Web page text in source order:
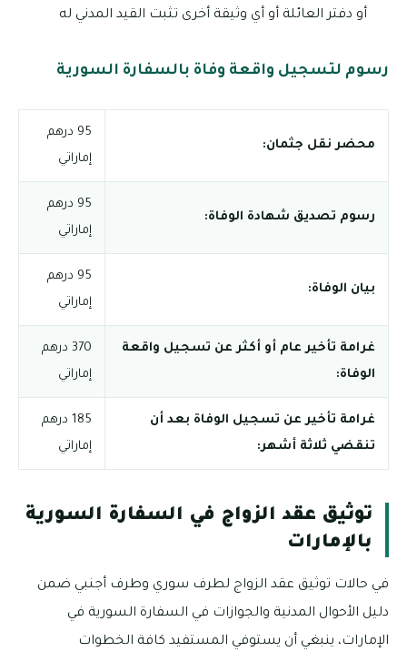
أو دفتر العائلة أو أي وثيقة أخرى تثبت القيد المدني له
رسوم لتسجيل واقعة وفاة بالسفارة السورية
محضر نقل جثمان:
95 درهم
إماراتي
رسوم تصديق شهادة الوفاة:
95 درهم
إماراتي
بيان الوفاة:
95 درهم
إماراتي
غرامة تأخير عام أو أكثر عن تسجيل واقعة
الوفاة:
370 درهم
إماراتي
غرامة تأخير عن تسجيل الوفاة بعد أن
تنقضي ثلاثة أشهر:
185 درهم
إماراتي
توثيق عقد الزواج في السفارة السورية
بالإمارات
في حالات توثيق عقد الزواج لطرف سوري وطرف أجنبي ضمن
دليل الأحوال المدنية والجوازات في السفارة السورية في
الإمارات، ينبغي أن يستوفي المستفيد كافة الخطوات